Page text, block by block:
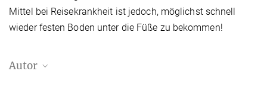
Mittel bei Reisekrankheit ist jedoch, möglichst schnell
wieder festen Boden unter die Füße zu bekommen!
Autor